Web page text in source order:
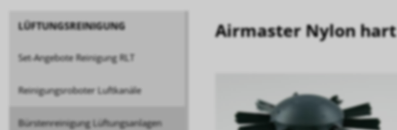
LÜFTUNGSREINIGUNG
Set-Angebote Reinigung RLT
Reinigungsroboter Luftkanäle
Bürstenreinigung Lüftungsanlagen
Airmaster Nylon hart